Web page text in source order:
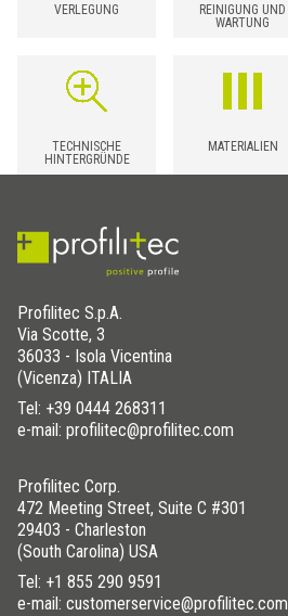
VERLEGUNG
REINIGUNG UND
WARTUNG
TECHNISCHE
HINTERGRÜNDE
MATERIALIEN
Profilitec S.p.A.
Via Scotte, 3
36033 - Isola Vicentina
(Vicenza) ITALIA
Tel: +39 0444 268311
e-mail: profilitec@profilitec.com
Profilitec Corp.
472 Meeting Street, Suite C #301
29403 - Charleston
(South Carolina) USA
Tel: +1 855 290 9591
e-mail: customerservice@profilitec.com